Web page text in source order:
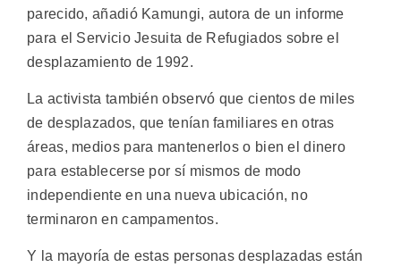
parecido, añadió Kamungi, autora de un informe
para el Servicio Jesuita de Refugiados sobre el
desplazamiento de 1992.
La activista también observó que cientos de miles
de desplazados, que tenían familiares en otras
áreas, medios para mantenerlos o bien el dinero
para establecerse por sí mismos de modo
independiente en una nueva ubicación, no
terminaron en campamentos.
Y la mayoría de estas personas desplazadas están